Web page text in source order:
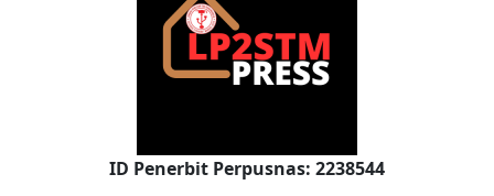
ID Penerbit Perpusnas: 2238544